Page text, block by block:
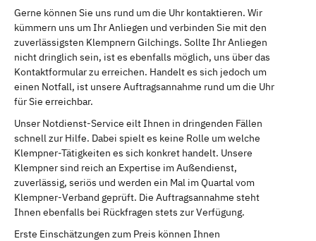
Gerne können Sie uns rund um die Uhr kontaktieren. Wir
kümmern uns um Ihr Anliegen und verbinden Sie mit den
zuverlässigsten Klempnern Gilchings. Sollte Ihr Anliegen
nicht dringlich sein, ist es ebenfalls möglich, uns über das
Kontaktformular zu erreichen. Handelt es sich jedoch um
einen Notfall, ist unsere Auftragsannahme rund um die Uhr
für Sie erreichbar.
Unser Notdienst-Service eilt Ihnen in dringenden Fällen
schnell zur Hilfe. Dabei spielt es keine Rolle um welche
Klempner-Tätigkeiten es sich konkret handelt. Unsere
Klempner sind reich an Expertise im Außendienst,
zuverlässig, seriös und werden ein Mal im Quartal vom
Klempner-Verband geprüft. Die Auftragsannahme steht
Ihnen ebenfalls bei Rückfragen stets zur Verfügung.
Erste Einschätzungen zum Preis können Ihnen